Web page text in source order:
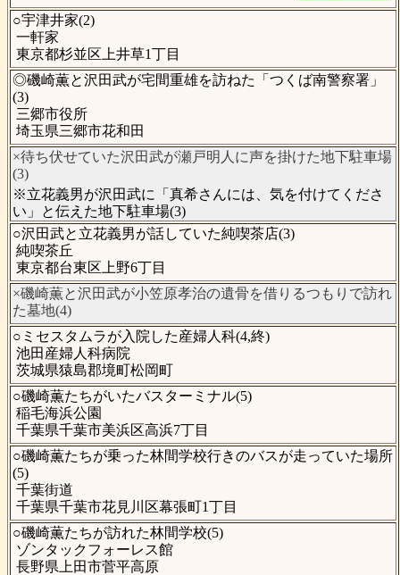
○宇津井家(2)
一軒家
東京都杉並区上井草1丁目
◎磯崎薫と沢田武が宅間重雄を訪ねた「つくば南警察署」
(3)
三郷市役所
埼玉県三郷市花和田
×待ち伏せていた沢田武が瀬戸明人に声を掛けた地下駐車場
(3)
※立花義男が沢田武に「真希さんには、気を付けてくださ
い」と伝えた地下駐車場(3)
○沢田武と立花義男が話していた純喫茶店(3)
純喫茶丘
東京都台東区上野6丁目
×磯崎薫と沢田武が小笠原孝治の遺骨を借りるつもりで訪れ
た墓地(4)
○ミセスタムラが入院した産婦人科(4,終)
池田産婦人科病院
茨城県猿島郡境町松岡町
○磯崎薫たちがいたバスターミナル(5)
稲毛海浜公園
千葉県千葉市美浜区高浜7丁目
○磯崎薫たちが乗った林間学校行きのバスが走っていた場所
(5)
千葉街道
千葉県千葉市花見川区幕張町1丁目
○磯崎薫たちが訪れた林間学校(5)
ゾンタックフォーレス館
長野県上田市菅平高原